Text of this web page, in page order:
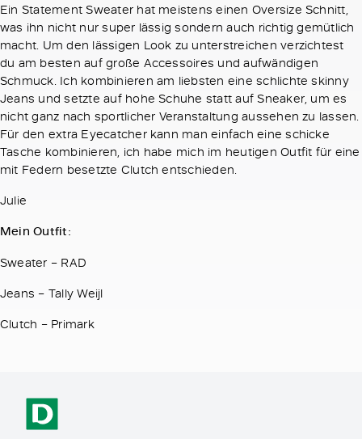
Ein Statement Sweater hat meistens einen Oversize Schnitt,
was ihn nicht nur super lässig sondern auch richtig gemütlich
macht. Um den lässigen Look zu unterstreichen verzichtest
du am besten auf große Accessoires und aufwändigen
Schmuck. Ich kombinieren am liebsten eine schlichte skinny
Jeans und setzte auf hohe Schuhe statt auf Sneaker, um es
nicht ganz nach sportlicher Veranstaltung aussehen zu lassen.
Für den extra Eyecatcher kann man einfach eine schicke
Tasche kombinieren, ich habe mich im heutigen Outfit für eine
mit Federn besetzte Clutch entschieden.
Julie
Mein Outfit:
Sweater – RAD
Jeans – Tally Weijl
Clutch – Primark